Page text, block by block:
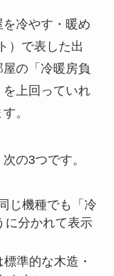
冷やす・暖め
）で表した出
の「冷暖房負
上回っていれ
。
の3つです。
じ機種でも「冷
に分かれて表示
準的な木造・